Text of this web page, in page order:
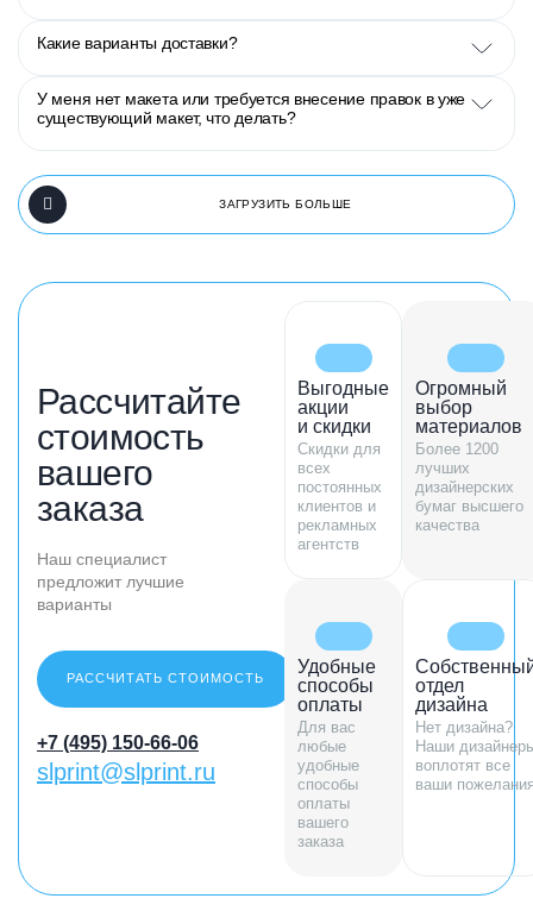
Какие варианты доставки?
У меня нет макета или требуется внесение правок в уже
существующий макет, что делать?
ЗАГРУЗИТЬ БОЛЬШЕ
Рассчитайте
стоимость
вашего
заказа
Наш специалист
предложит лучшие
варианты
РАССЧИТАТЬ СТОИМОСТЬ
+7 (495) 150-66-06
slprint@slprint.ru
Выгодные
акции
и скидки
Скидки для
всех
постоянных
клиентов и
рекламных
агентств
Огромный
выбор
материалов
Более 1200
лучших
дизайнерских
бумаг высшего
качества
Удобные
способы
оплаты
Для вас
любые
удобные
способы
оплаты
вашего
заказа
отдел
дизайна
Нет дизайна?
Наши
воплотят все
ваши